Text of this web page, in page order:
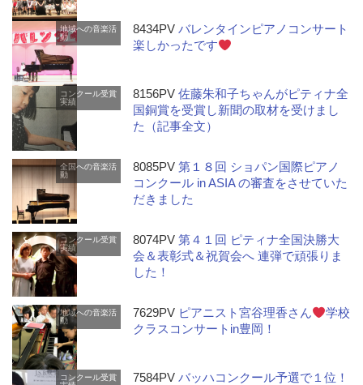
地域への音楽活
動
8434PVバレンタインピアノコンサート
楽しかったです
コンクール受賞
実績
8156PV佐藤朱和子ちゃんがピティナ全
国銅賞を受賞し新聞の取材を受けまし
た（記事全文）
全国への音楽活
動
8085PV第１８回 ショパン国際ピアノ
コンクール in ASIA の審査をさせていた
だきました
コンクール受賞
実績
8074PV第４１回 ピティナ全国決勝大
会＆表彰式＆祝賀会へ 連弾で頑張りま
した！
地域への音楽活
動
7629PV ピアニスト宮谷理香さん
学校
クラスコンサートin豊岡！
コンクール受賞
7584PVバッハコンクール予選で１位！